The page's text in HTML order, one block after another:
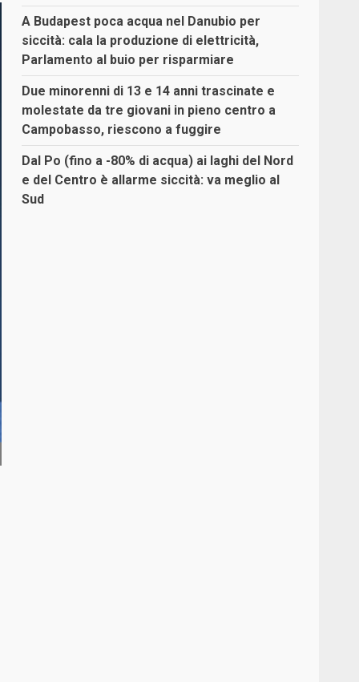
A Budapest poca acqua nel Danubio per
siccità: cala la produzione di elettricità,
Parlamento al buio per risparmiare
Due minorenni di 13 e 14 anni trascinate e
molestate da tre giovani in pieno centro a
Campobasso, riescono a fuggire
Dal Po (fino a -80% di acqua) ai laghi del Nord
e del Centro è allarme siccità: va meglio al
Sud